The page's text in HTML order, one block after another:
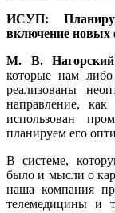
ИСУП:
включение новых
М. В. Нагорский
которые нам
реализованы
направление,
использован
планируем его
В системе,
было и мысли о
наша компания
телемедицины и